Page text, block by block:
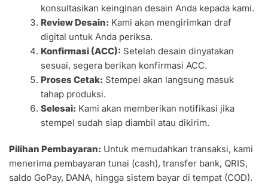
konsultasikan keinginan desain Anda kepada kami.
Review Desain: Kami akan mengirimkan draf
digital untuk Anda periksa.
Konfirmasi (ACC): Setelah desain dinyatakan
sesuai, segera berikan konfirmasi ACC.
Proses Cetak: Stempel akan langsung masuk
tahap produksi.
Selesai: Kami akan memberikan notifikasi jika
stempel sudah siap diambil atau dikirim.
Pilihan Pembayaran: Untuk memudahkan transaksi, kami
menerima pembayaran tunai (cash), transfer bank, QRIS,
saldo GoPay, DANA, hingga sistem bayar di tempat (COD).